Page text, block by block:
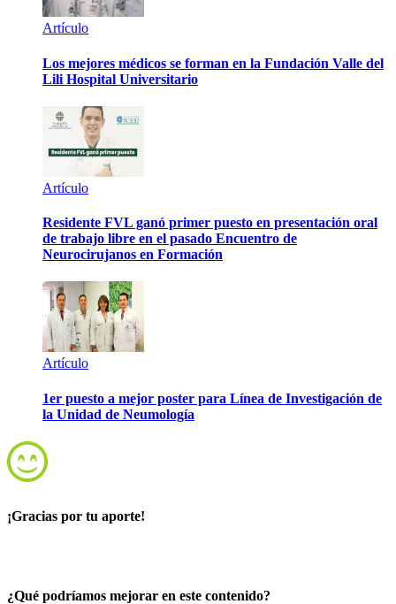
Artículo
Los mejores médicos se forman en la Fundación Valle del
Lili Hospital Universitario
Artículo
Residente FVL ganó primer puesto en presentación oral
de trabajo libre en el pasado Encuentro de
Neurocirujanos en Formación
Artículo
1er puesto a mejor poster para Línea de Investigación de
la Unidad de Neumología
¡Gracias por tu aporte!
¿Qué podríamos mejorar en este contenido?